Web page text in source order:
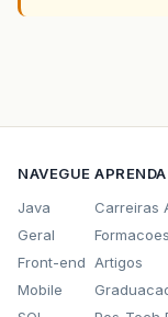
NAVEGUE
Java
Geral
Front-end
Mobile
APRENDA
Carreiras
Formacoes
Artigos